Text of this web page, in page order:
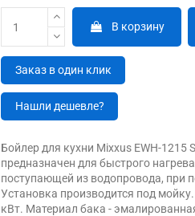
В корзину
Заказ в один клик
Нашли дешевле?
Бойлер для кухни Mixxus EWH-1215
предназначен для быстрого
поступающей из водопровода,
Установка производится под
кВт. Материал бака -